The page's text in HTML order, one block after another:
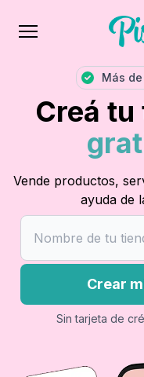
Más
Creá
Vende productos,
ayuda de
Crear
Sin tarjeta de